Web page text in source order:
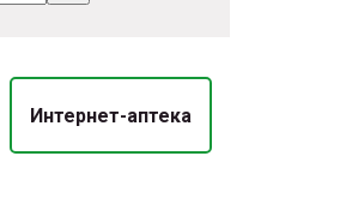
Интернет-аптека